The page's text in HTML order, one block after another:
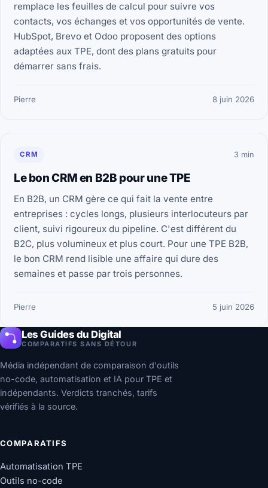
remplace les feuilles de calcul pour suivre vos
contacts, vos échanges et vos opportunités de vente.
HubSpot, Brevo et Odoo proposent des options
adaptées aux TPE, dont des plans gratuits pour
démarrer sans frais.
Pierre 8 juin 2026
CRM 3 min
Le bon CRM en B2B pour une TPE
En B2B, un CRM gère ce qui fait la vente entre
entreprises : cycles longs, plusieurs interlocuteurs par
client, suivi rigoureux du pipeline. C'est différent du
B2C, plus volumineux et plus court. Pour une TPE B2B,
le bon CRM rend lisible une affaire qui dure des
semaines et passe par trois personnes.
Pierre 5 juin 2026
Les Guides du Digital
COMPARATIFS SANS DÉTOUR
Média indépendant de comparaison d'outils
no-code, automatisation et IA pour TPE et
indépendants. Verdicts tranchés, tarifs
vérifiés à la source.
COMPARATIFS
Automatisation TPE
Outils no-code